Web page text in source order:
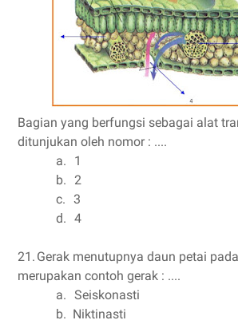
Bagian yang berfungsi sebagai alat
ditunjukan oleh nomor : ....
a.
1
b. 2
c. 3
d. 4
21. Gerak menutupnya daun petai
merupakan contoh gerak : ....
a. Seiskonasti
b. Niktinasti